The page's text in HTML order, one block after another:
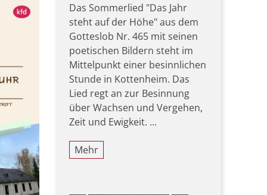
Das Sommerlied "Das Jahr
steht auf der Höhe" aus dem
Gotteslob Nr. 465 mit seinen
poetischen Bildern steht im
Mittelpunkt einer besinnlichen
Stunde in Kottenheim. Das
Lied regt an zur Besinnung
über Wachsen und Vergehen,
Zeit und Ewigkeit. ...
Mehr